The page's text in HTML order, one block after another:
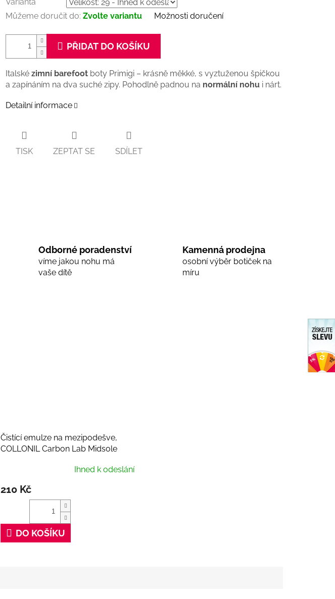
Varianta
Můžeme doručit do: Zvolte variantu Možnosti doručení
PŘIDAT DO KOŠÍKU
Italské zimní barefoot boty Primigi – krásně měkké, s vyztuženou špičkou
a zapínáním na dva suché zipy. Pohodlně padnou na normální nohu i nárt.
Detailní informace
TISK ZEPTAT SE SDÍLET
Odborné poradenství
víme jakou nohu má
vaše dítě
Kamenná prodejna
osobní výběr botiček na
míru
Čistící emulze na mezipodešve,
COLLONIL Carbon Lab Midsole
Ihned k odeslání
210 Kč
DO KOŠÍKU